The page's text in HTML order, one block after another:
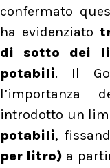
confermato
ha evidenziato
di sotto dei
potabili. Il
l’importanza
introdotto un
potabili,
per litro) a